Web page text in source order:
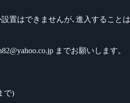
置はできませんが､進入することは
までお願いします。
で)